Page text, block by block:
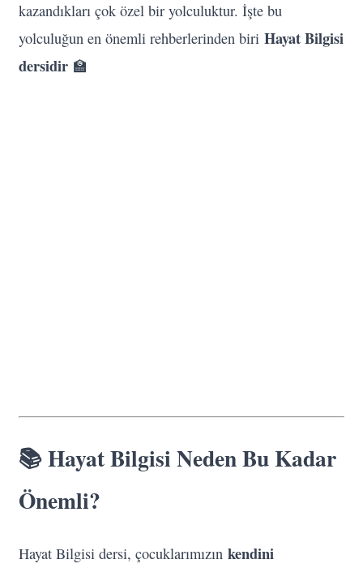
kazandıkları çok özel bir yolculuktur. İşte bu
yolculuğun en önemli rehberlerinden biri Hayat Bilgisi
dersidir 🏫
📚 Hayat Bilgisi Neden Bu Kadar
Önemli?
Hayat Bilgisi dersi, çocuklarımızın kendini